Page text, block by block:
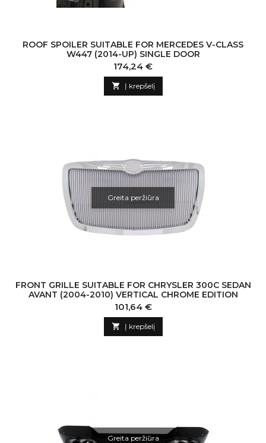
ROOF SPOILER SUITABLE FOR MERCEDES V-CLASS
W447 (2014-UP) SINGLE DOOR
Kaina
174,24 €
 Į krepšelį
Greita peržiūra
FRONT GRILLE SUITABLE FOR CHRYSLER 300C SEDAN
AVANT (2004-2010) VERTICAL CHROME EDITION
Kaina
101,64 €
 Į krepšelį
Greita peržiūra